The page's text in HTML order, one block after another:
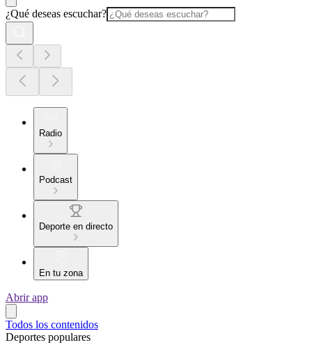
¿Qué deseas escuchar?
Radio
Podcast
Deporte en directo
En tu zona
Abrir app
Todos los contenidos
Deportes populares